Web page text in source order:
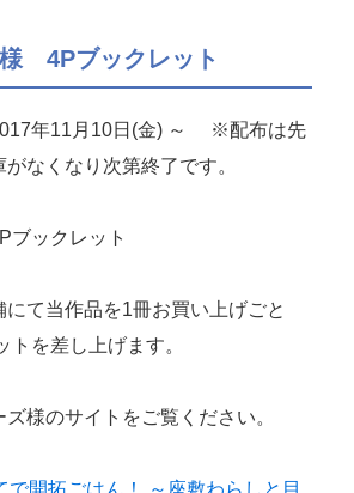
4Pブックレット
年11月10日(金) ～ ※配布は先
なくなり次第終了です。
ックレット
にて当作品を1冊お買い上げごと
トを差し上げます。
様のサイトをご覧ください。
で開拓ごはん！ ～座敷わらしと目